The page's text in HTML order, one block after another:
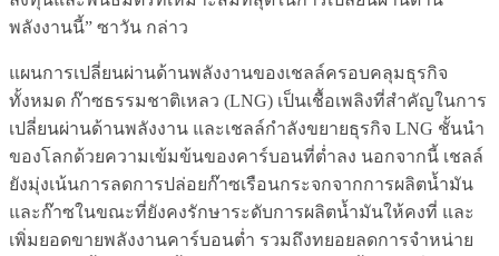
พลังงานนี้” ซาวัน กล่าว
แผนการเปลี่ยนผ่านด้านพลังงานของเชลล์ครอบคลุมธุรกิจ
ทั้งหมด ก๊าซธรรมชาติเหลว (LNG) เป็นเชื้อเพลิงที่สำคัญในการ
เปลี่ยนผ่านด้านพลังงาน และเชลล์กำลังขยายธุรกิจ LNG ชั้นนำ
ของโลกด้วยความเข้มข้นของคาร์บอนที่ต่ำลง นอกจากนี้ เชลล์
ยังมุ่งเน้นการลดการปล่อยก๊าซเรือนกระจกจากการผลิตน้ำมัน
และก๊าซในขณะที่ยังคงรักษาระดับการผลิตน้ำมันให้คงที่ และ
เพิ่มยอดขายพลังงานคาร์บอนต่ำ รวมถึงทยอยลดการจำหน่าย